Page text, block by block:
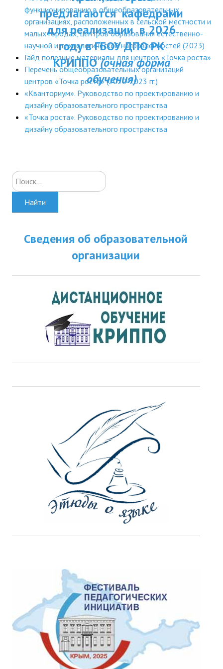
ДПО
Профессиональная переподготовка
Повышение квалификации
КОНТАКТЫ
ДПП ПК:
Актуальное
занятий
предлагаются кафедрами
для реализации в 2026
году в ГБОУ ДПО РК
КРИППО(очная форма
обучения)
функционированию в общеобразовательных
организациях, расположенных в сельской местности и
малых городах, центров образования естественно-
научной и технологической направленностей (2023)
Гайд полезные материалы для центров «Точка роста»
Перечень общеобразовательных организаций
центров «Точка роста» (2020-2023 гг.)
«Кванториум». Руководство по проектированию и
дизайну образовательного пространства
«Точка роста». Руководство по проектированию и
дизайну образовательного пространства
Искать...
Найти
Сведения об образовательной
организации